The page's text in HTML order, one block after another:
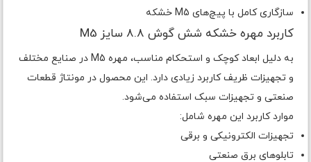
سازگاری کامل با پیچ‌های M5 خشکه
کاربرد مهره خشکه شش گوش 8.8 سایز M5
به دلیل ابعاد کوچک و استحکام مناسب، مهره M5 در صنایع مختلف
و تجهیزات ظریف کاربرد زیادی دارد. این محصول در مونتاژ قطعات
صنعتی و تجهیزات سبک استفاده می‌شود.
موارد کاربرد این مهره شامل:
تجهیزات الکترونیکی و برقی
تابلوهای برق صنعتی